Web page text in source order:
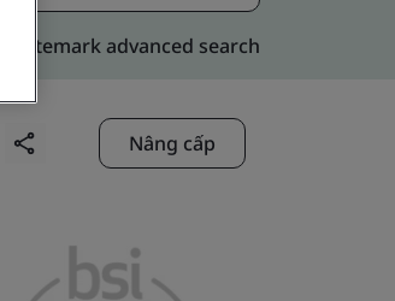
Kitemark advanced search
Nâng cấp